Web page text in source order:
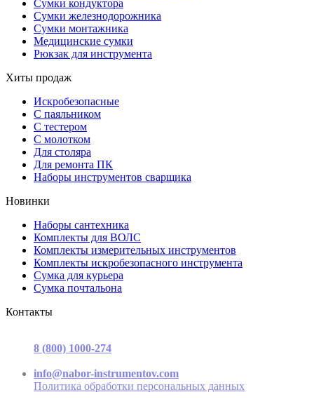
Сумки кондуктора
Сумки железнодорожника
Сумки монтажника
Медицинские сумки
Рюкзак для инструмента
Хиты продаж
Искробезопасные
С паяльником
С тестером
С молотком
Для столяра
Для ремонта ПК
Наборы инструментов сварщика
Новинки
Наборы сантехника
Комплекты для ВОЛС
Комплекты измерительных инструментов
Комплекты искробезопасного инструмента
Сумка для курьера
Сумка почтальона
Контакты
8 (800) 1000-274
info@nabor-instrumentov.com
Политика обработки персональных данных